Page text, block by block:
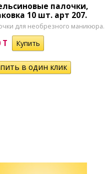
палочки,
10 шт. арт 207.
для необрезного маникюра.
T